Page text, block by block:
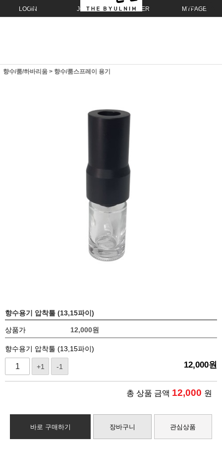
LOGIN JOIN ORDER MYPAGE
향수/룸/하바리움 > 향수/룸스프레이 용기
향수용기 압착툴 (13,15파이)
상품가 12,000원
향수용기 압착툴 (13,15파이)
+1 -1 12,000원
총 상품 금액 12,000 원
바로 구매하기 장바구니 관심상품